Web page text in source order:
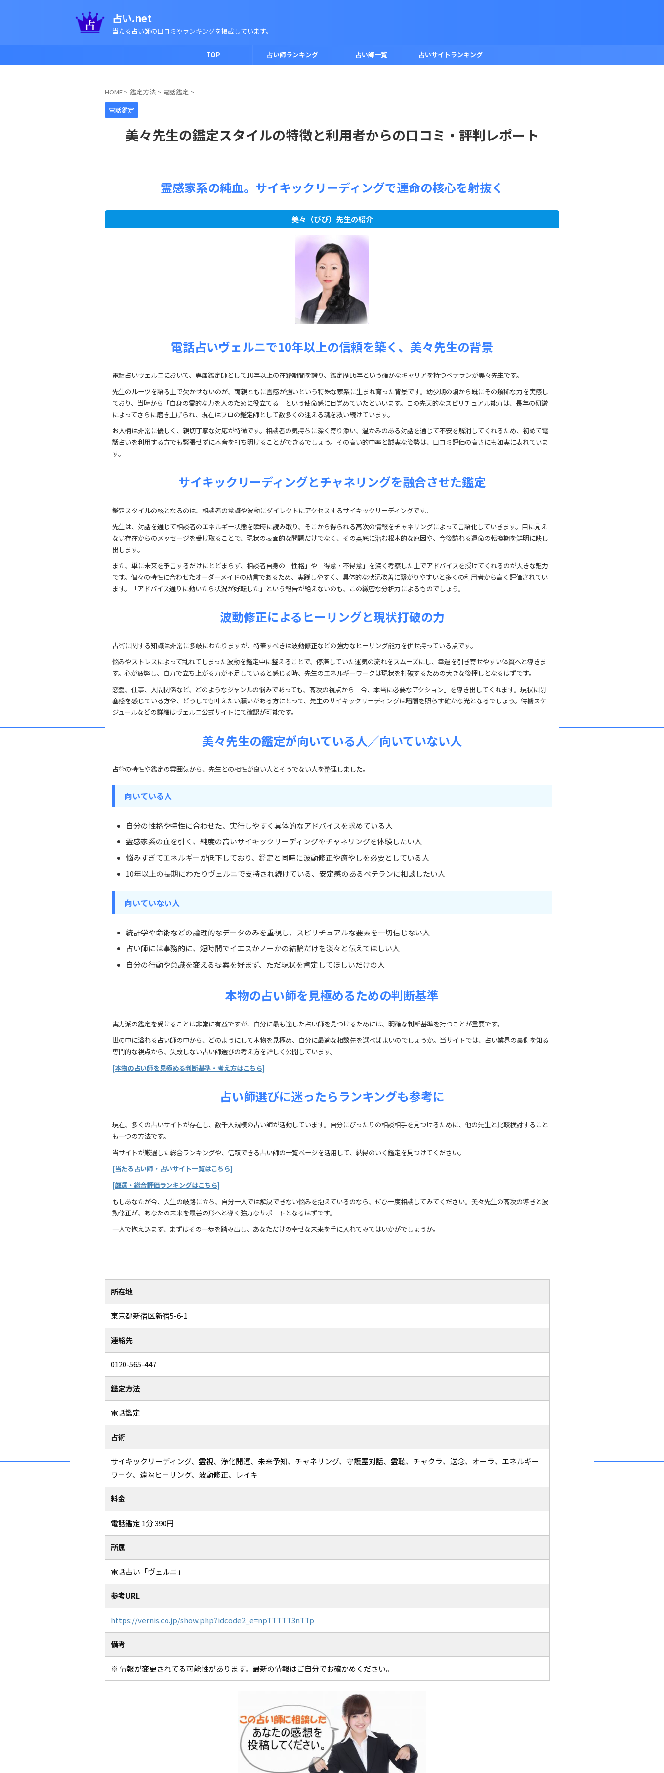
占い.net
当たる占い師の口コミやランキングを掲載しています。
TOP 占い師ランキング 占い師一覧 占いサイトランキング
HOME > 鑑定方法 > 電話鑑定 >
電話鑑定
美々先生の鑑定スタイルの特徴と利用者からの口コミ・評判レポート
霊感家系の純血。サイキックリーディングで運命の核心を射抜く
美々（びび）先生の紹介
電話占いヴェルニで10年以上の信頼を築く、美々先生の背景
電話占いヴェルニにおいて、専属鑑定師として10年以上の在籍期間を誇り、鑑定歴16年という確かなキャリアを持つベテランが美々先生です。
先生のルーツを語る上で欠かせないのが、両親ともに霊感が強いという特殊な家系に生まれ育った背景です。幼少期の頃から既にその類稀な力を実感し
ており、当時から「自身の霊的な力を人のために役立てる」という使命感に目覚めていたといいます。この先天的なスピリチュアル能力は、長年の研鑽
によってさらに磨き上げられ、現在はプロの鑑定師として数多くの迷える魂を救い続けています。
お人柄は非常に優しく、親切丁寧な対応が特徴です。相談者の気持ちに深く寄り添い、温かみのある対話を通じて不安を解消してくれるため、初めて電
話占いを利用する方でも緊張せずに本音を打ち明けることができるでしょう。その高い的中率と誠実な姿勢は、口コミ評価の高さにも如実に表れていま
す。
サイキックリーディングとチャネリングを融合させた鑑定
鑑定スタイルの核となるのは、相談者の意識や波動にダイレクトにアクセスするサイキックリーディングです。
先生は、対話を通じて相談者のエネルギー状態を瞬時に読み取り、そこから得られる高次の情報をチャネリングによって言語化していきます。目に見え
ない存在からのメッセージを受け取ることで、現状の表面的な問題だけでなく、その奥底に潜む根本的な原因や、今後訪れる運命の転換期を鮮明に映し
出します。
また、単に未来を予言するだけにとどまらず、相談者自身の「性格」や「得意・不得意」を深く考察した上でアドバイスを授けてくれるのが大きな魅力
です。個々の特性に合わせたオーダーメイドの助言であるため、実践しやすく、具体的な状況改善に繋がりやすいと多くの利用者から高く評価されてい
ます。「アドバイス通りに動いたら状況が好転した」という報告が絶えないのも、この緻密な分析力によるものでしょう。
波動修正によるヒーリングと現状打破の力
占術に関する知識は非常に多岐にわたりますが、特筆すべきは波動修正などの強力なヒーリング能力を併せ持っている点です。
悩みやストレスによって乱れてしまった波動を鑑定中に整えることで、停滞していた運気の流れをスムーズにし、幸運を引き寄せやすい体質へと導きま
す。心が疲弊し、自力で立ち上がる力が不足していると感じる時、先生のエネルギーワークは現状を打破するための大きな後押しとなるはずです。
恋愛、仕事、人間関係など、どのようなジャンルの悩みであっても、高次の視点から「今、本当に必要なアクション」を導き出してくれます。現状に閉
塞感を感じている方や、どうしても叶えたい願いがある方にとって、先生のサイキックリーディングは暗闇を照らす確かな光となるでしょう。待機スケ
ジュールなどの詳細はヴェルニ公式サイトにて確認が可能です。
美々先生の鑑定が向いている人／向いていない人
占術の特性や鑑定の雰囲気から、先生との相性が良い人とそうでない人を整理しました。
向いている人
自分の性格や特性に合わせた、実行しやすく具体的なアドバイスを求めている人
霊感家系の血を引く、純度の高いサイキックリーディングやチャネリングを体験したい人
悩みすぎてエネルギーが低下しており、鑑定と同時に波動修正や癒やしを必要としている人
10年以上の長期にわたりヴェルニで支持され続けている、安定感のあるベテランに相談したい人
向いていない人
統計学や命術などの論理的なデータのみを重視し、スピリチュアルな要素を一切信じない人
占い師には事務的に、短時間でイエスかノーかの結論だけを淡々と伝えてほしい人
自分の行動や意識を変える提案を好まず、ただ現状を肯定してほしいだけの人
本物の占い師を見極めるための判断基準
実力派の鑑定を受けることは非常に有益ですが、自分に最も適した占い師を見つけるためには、明確な判断基準を持つことが重要です。
世の中に溢れる占い師の中から、どのようにして本物を見極め、自分に最適な相談先を選べばよいのでしょうか。当サイトでは、占い業界の裏側を知る
専門的な視点から、失敗しない占い師選びの考え方を詳しく公開しています。
[本物の占い師を見極める判断基準・考え方はこちら]
占い師選びに迷ったらランキングも参考に
現在、多くの占いサイトが存在し、数千人規模の占い師が活動しています。自分にぴったりの相談相手を見つけるために、他の先生と比較検討すること
も一つの方法です。
当サイトが厳選した総合ランキングや、信頼できる占い師の一覧ページを活用して、納得のいく鑑定を見つけてください。
[当たる占い師・占いサイト一覧はこちら]
[厳選・総合評価ランキングはこちら]
もしあなたが今、人生の岐路に立ち、自分一人では解決できない悩みを抱えているのなら、ぜひ一度相談してみてください。美々先生の高次の導きと波
動修正が、あなたの未来を最善の形へと導く強力なサポートとなるはずです。
一人で抱え込まず、まずはその一歩を踏み出し、あなただけの幸せな未来を手に入れてみてはいかがでしょうか。
所在地
東京都新宿区新宿5-6-1
連絡先
0120-565-447
鑑定方法
電話鑑定
占術
サイキックリーディング、霊視、浄化開運、未来予知、チャネリング、守護霊対話、霊聴、チャクラ、送念、オーラ、エネルギー
ワーク、遠隔ヒーリング、波動修正、レイキ
料金
電話鑑定 1分 390円
所属
電話占い「ヴェルニ」
参考URL
https://vernis.co.jp/show.php?idcode2_e=npTTTTT3nTTp
備考
※ 情報が変更されてる可能性があります。最新の情報はご自分でお確かめください。